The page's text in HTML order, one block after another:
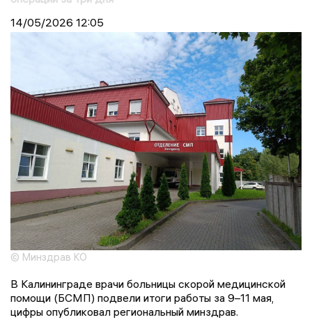
14/05/2026 12:05
© Минздрав КО
В Калининграде врачи больницы скорой медицинской
помощи (БСМП) подвели итоги работы за 9–11 мая,
цифры опубликовал региональный минздрав.